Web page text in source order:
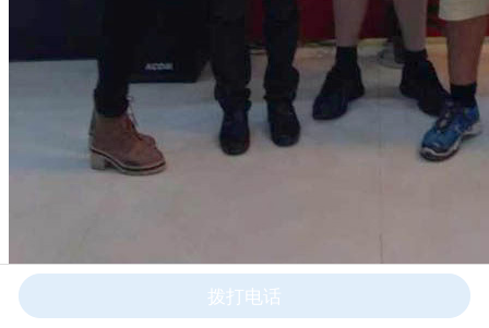
美国用户
拨打电话